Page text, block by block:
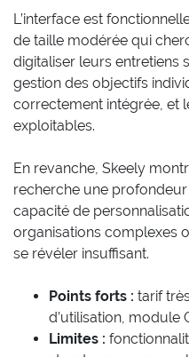
L’interface est
de taille modérée qui
digitaliser leurs entretiens
gestion des objectifs
correctement intégrée, et
exploitables.
En revanche, Skeely
recherche une
capacité de
organisations complexes
se révéler insuffisant.
Points forts : tarif
d’utilisation, module
Limites :